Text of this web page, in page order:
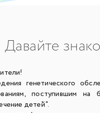
Давайте
генетического
поступившим на
детей".